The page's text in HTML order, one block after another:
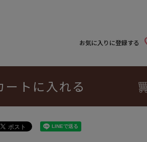
お気に入りに登録する
ートに入れる